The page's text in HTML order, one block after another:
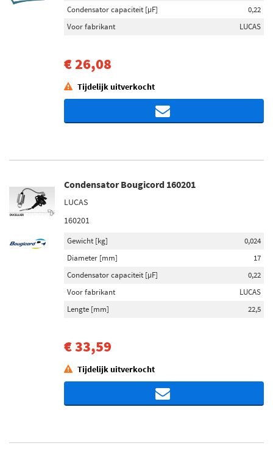
Condensator capaciteit [µF]
0,22
Voor fabrikant
LUCAS
€ 26,08
Tijdelijk uitverkocht
Condensator Bougicord 160201
LUCAS
160201
Gewicht [kg]
0,024
Diameter [mm]
17
Condensator capaciteit [µF]
0,22
Voor fabrikant
LUCAS
Lengte [mm]
22,5
€ 33,59
Tijdelijk uitverkocht